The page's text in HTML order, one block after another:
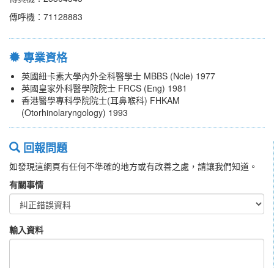
傳呼機：71128883
專業資格
英國紐卡素大學內外全科醫學士 MBBS (Ncle) 1977
英國皇家外科醫學院院士 FRCS (Eng) 1981
香港醫學專科學院院士(耳鼻喉科) FHKAM
(Otorhinolaryngology) 1993
回報問題
如發現這網頁有任何不準確的地方或有改善之處，請讓我們知道。
有關事情
輸入資料